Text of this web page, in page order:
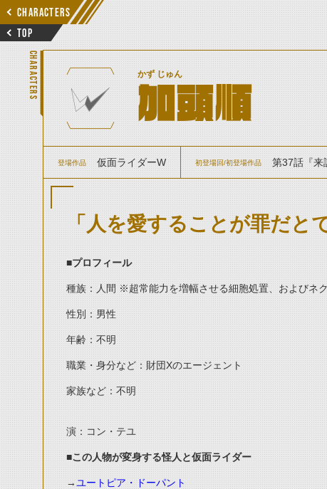
CHARACTERS
TOP
CHARACTERS かず じゅん
加頭順
登場作品 仮面ライダーW 初登場回/初登場作品 第37話『来
「人を愛することが罪だと
■プロフィール
種族：人間 ※超常能力を増幅させる細胞処置、およびネ
性別：男性
年齢：不明
職業・身分など：財団Xのエージェント
家族など：不明
演：コン・テユ
■この人物が変身する怪人と仮面ライダー
→ユートピア・ドーパント